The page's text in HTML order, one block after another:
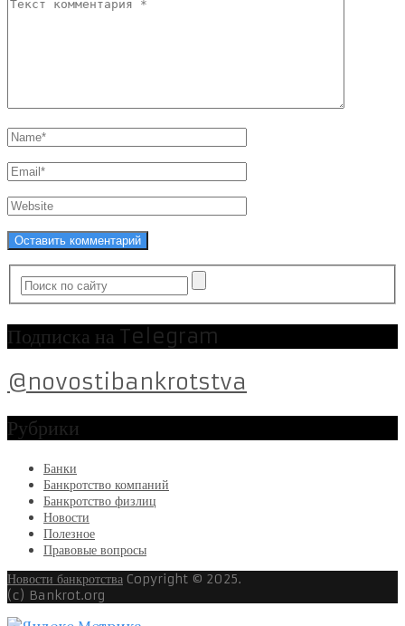
Подписка на Telegram
@novostibankrotstva
Рубрики
Банки
Банкротство компаний
Банкротство физлиц
Новости
Полезное
Правовые вопросы
Новости банкротства Copyright © 2025.
(c) Bankrot.org